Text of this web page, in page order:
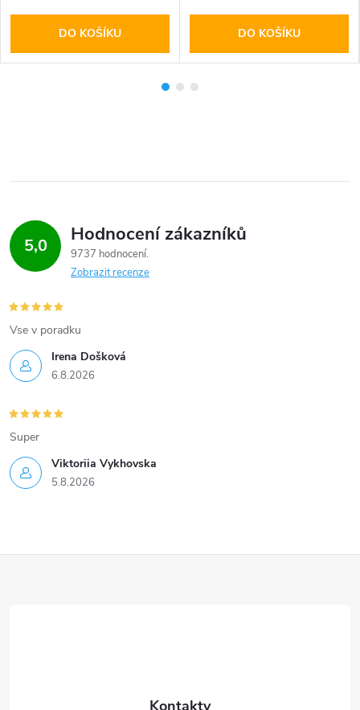
DO KOŠÍKU DO KOŠÍKU
5,0 Hodnocení zákazníků
9737 hodnocení
Zobrazit recenze
Irena Došková
6.8.2026
Vse v poradku
Viktoriia Vykhovska
5.8.2026
Super